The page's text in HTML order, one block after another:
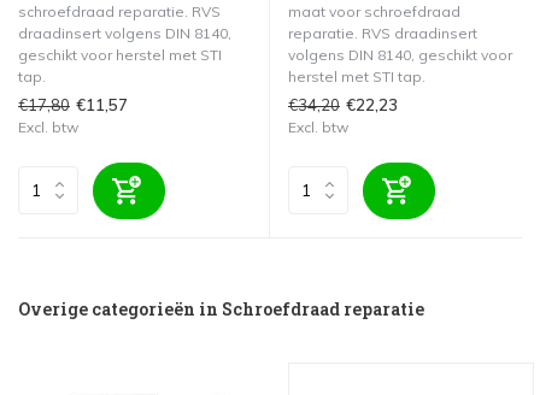
schroefdraad reparatie. RVS
draadinsert volgens DIN 8140,
geschikt voor herstel met STI
tap.
€17,80 €11,57
Excl. btw
maat voor schroefdraad
reparatie. RVS draadinsert
volgens DIN 8140, geschikt voor
herstel met STI tap.
€34,20 €22,23
Excl. btw
Overige categorieën in Schroefdraad reparatie